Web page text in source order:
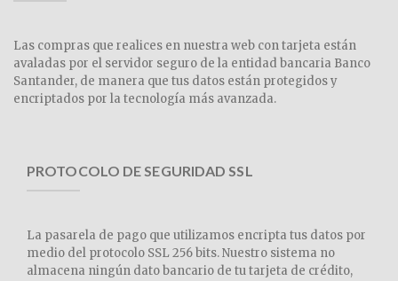
Las compras que realices en nuestra web con tarjeta están
avaladas por el servidor seguro de la entidad bancaria Banco
Santander, de manera que tus datos están protegidos y
encriptados por la tecnología más avanzada.
PROTOCOLO DE SEGURIDAD SSL
La pasarela de pago que utilizamos encripta tus datos por
medio del protocolo SSL 256 bits. Nuestro sistema no
almacena ningún dato bancario de tu tarjeta de crédito,